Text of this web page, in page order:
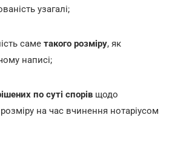
узагалі;
саме такого розміру, як
написі;
по суті спорів щодо
розміру на час вчинення нотаріусом